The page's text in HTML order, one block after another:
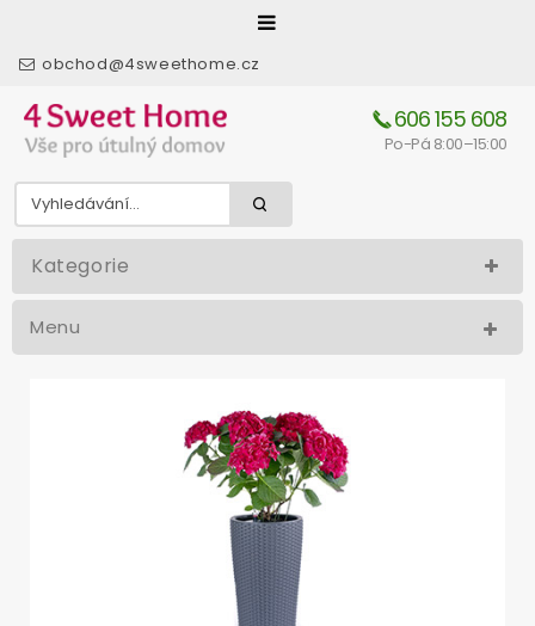
obchod@4sweethome.cz
606 155 608
Po-Pá 8:00–15:00
Kategorie
Menu